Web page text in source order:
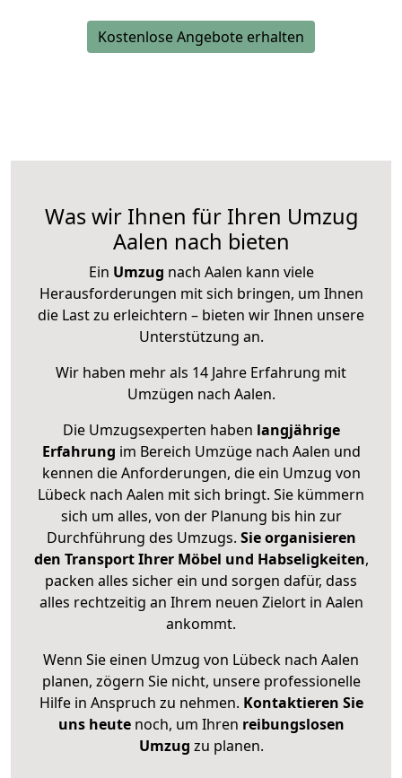
Kostenlose Angebote erhalten
Was wir Ihnen für Ihren Umzug
Aalen nach bieten
Ein Umzug nach Aalen kann viele
Herausforderungen mit sich bringen, um Ihnen
die Last zu erleichtern – bieten wir Ihnen unsere
Unterstützung an.
Wir haben mehr als 14 Jahre Erfahrung mit
Umzügen nach Aalen.
Die Umzugsexperten haben langjährige
Erfahrung im Bereich Umzüge nach Aalen und
kennen die Anforderungen, die ein Umzug von
Lübeck nach Aalen mit sich bringt. Sie kümmern
sich um alles, von der Planung bis hin zur
Durchführung des Umzugs. Sie organisieren
den Transport Ihrer Möbel und Habseligkeiten,
packen alles sicher ein und sorgen dafür, dass
alles rechtzeitig an Ihrem neuen Zielort in Aalen
ankommt.
Wenn Sie einen Umzug von Lübeck nach Aalen
planen, zögern Sie nicht, unsere professionelle
Hilfe in Anspruch zu nehmen. Kontaktieren Sie
uns heutenoch, um Ihren reibungslosen
Umzug zu planen.